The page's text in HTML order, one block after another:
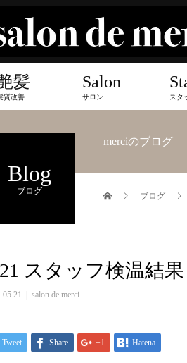
髪
質改善
Salon
サロン スタ
Blog
ブログ
merciのブログ
ブログ
スタッフ検温結
salon de merci
Tweet Share +1 Hatena